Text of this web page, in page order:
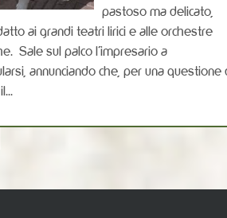
pastoso ma delicato,
ai grandi teatri lirici e alle orchestre
Sale sul palco l’impresario a
annunciando che, per una questione